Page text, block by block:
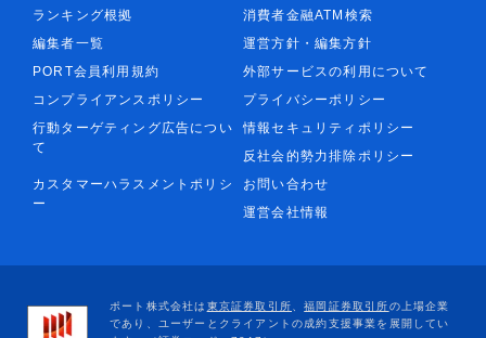
ランキング根拠
消費者金融ATM検索
編集者一覧
運営方針・編集方針
PORT会員利用規約
外部サービスの利用について
コンプライアンスポリシー
プライバシーポリシー
行動ターゲティング広告につい
て
情報セキュリティポリシー
反社会的勢力排除ポリシー
カスタマーハラスメントポリシ
ー
お問い合わせ
運営会社情報